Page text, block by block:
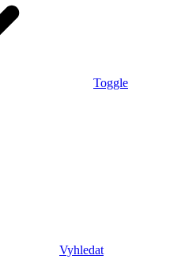
Toggle
Vyhledat